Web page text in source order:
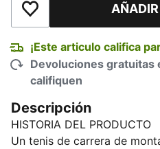
Añadir a la lista de
¡Este articulo califica
Devoluciones gratuitas
califiquen
Descripción
HISTORIA DEL PRODUCTO
Un tenis de carrera de